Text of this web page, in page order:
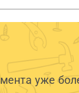
уже